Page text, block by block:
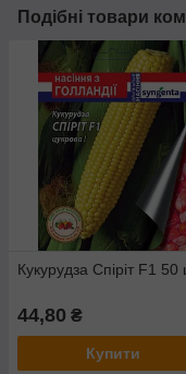
Подібні товари
Кукурудза Спіріт F1 50
44,80 ₴
Купити